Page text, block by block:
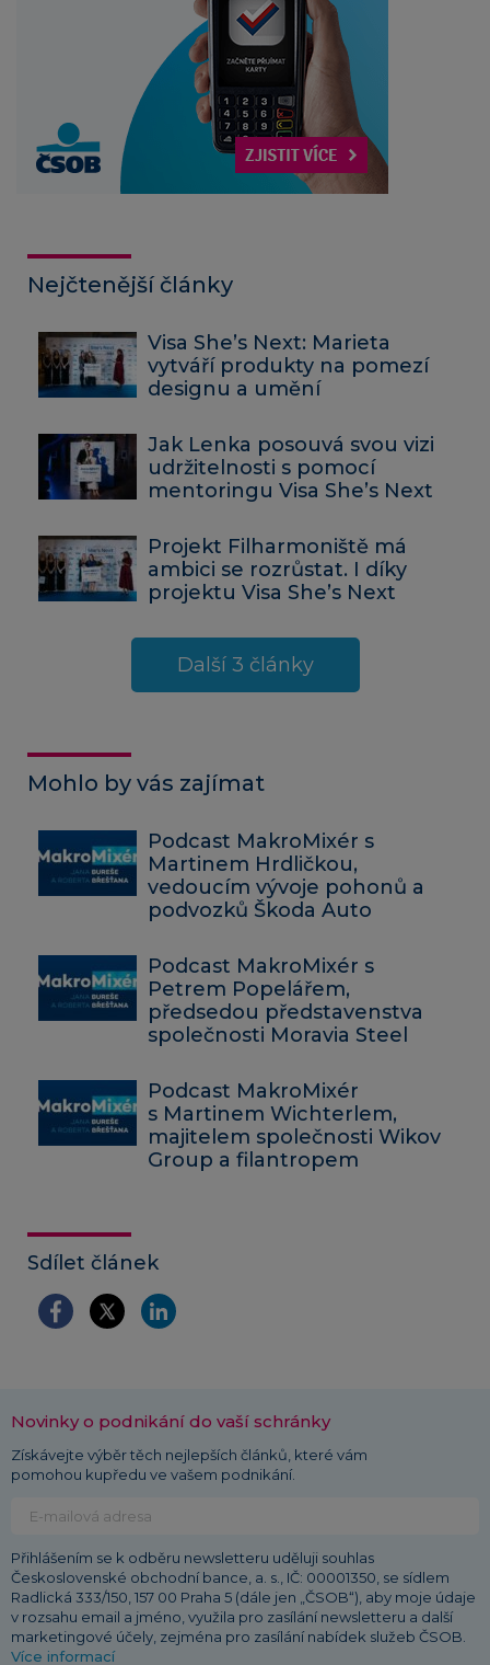
Nejčtenější články
Visa She’s Next: Marieta
vytváří produkty na pomezí
designu a umění
Jak Lenka posouvá svou vizi
udržitelnosti s pomocí
mentoringu Visa She’s Next
Projekt Filharmoniště má
ambici se rozrůstat. I díky
projektu Visa She’s Next
Další 3 články
Mohlo by vás zajímat
Podcast MakroMixér s
Martinem Hrdličkou,
vedoucím vývoje pohonů a
podvozků Škoda Auto
Podcast MakroMixér s
Petrem Popelářem,
předsedou představenstva
společnosti Moravia Steel
Podcast MakroMixér
s Martinem Wichterlem,
majitelem společnosti Wikov
Group a filantropem
Sdílet článek
Novinky o podnikání do vaší schránky
Získávejte výběr těch nejlepších článků, které vám
pomohou kupředu ve vašem podnikání.
Přihlášením se k odběru newsletteru uděluji souhlas
Československé obchodní bance, a. s., IČ: 00001350, se sídlem
Radlická 333/150, 157 00 Praha 5 (dále jen „ČSOB“), aby moje údaje
v rozsahu email a jméno, využila pro zasílání newsletteru a další
marketingové účely, zejména pro zasílání nabídek služeb ČSOB.
Více informací